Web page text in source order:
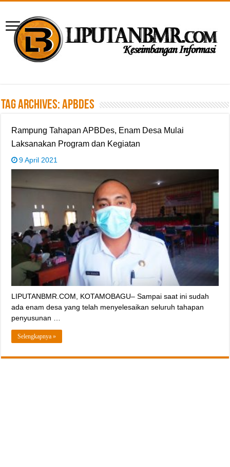
Tag Archives:APBDes
Rampung Tahapan APBDes, Enam Desa Mulai
Laksanakan Program dan Kegiatan
9 April 2021
LIPUTANBMR.COM, KOTAMOBAGU– Sampai saat ini sudah
ada enam desa yang telah menyelesaikan seluruh tahapan
penyusunan …
Selengkapnya »